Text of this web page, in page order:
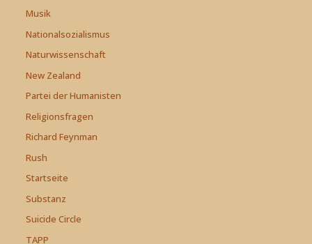
Musik
Nationalsozialismus
Naturwissenschaft
New Zealand
Partei der Humanisten
Religionsfragen
Richard Feynman
Rush
Startseite
Substanz
Suicide Circle
TAPP